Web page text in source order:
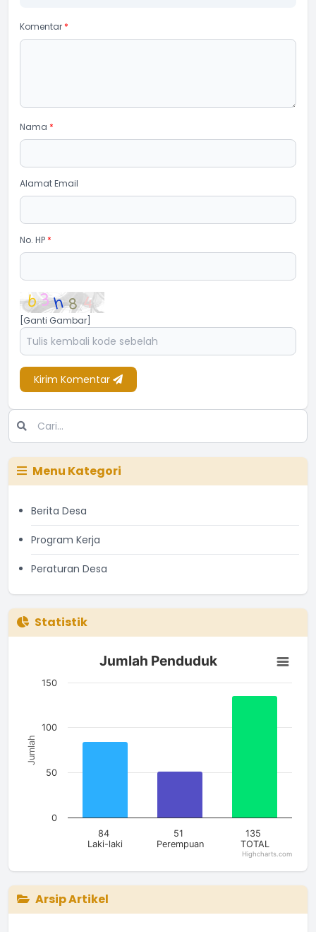
Komentar *
Nama *
Alamat Email
No. HP *
[Ganti Gambar]
Kirim Komentar
Menu Kategori
Berita Desa
Program Kerja
Peraturan Desa
Statistik
Jumlah Penduduk
Bar chart with 3 bars.
The chart has 1 X axis displaying categories.
The chart has 1 Y axis displaying Jumlah. Data ranges from
Jumlah
Jumlah Penduduk
84
Laki-laki
51
Perempuan
135
TOTAL
0
50
100
150
Highcharts.com
Arsip Artikel